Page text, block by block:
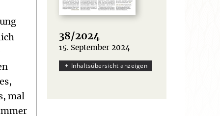
mal
38/2024
:
15. September 2024
Inhaltsübersicht anzeigen